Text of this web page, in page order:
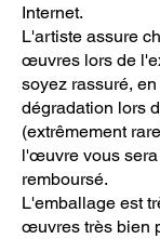
Internet.
L'artiste assure
œuvres lors de
soyez rassuré,
dégradation lors
(extrêmement
l'œuvre vous
remboursé.
L'emballage est
œuvres très bien